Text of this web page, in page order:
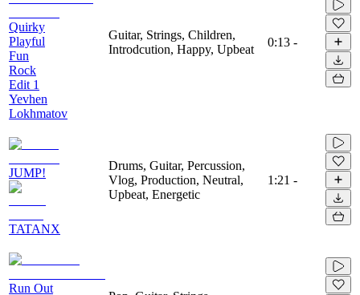
Quirky
Playful
Fun
Rock
Edit 1
Yevhen
Lokhmatov
Guitar, Strings, Children,
Introdcution, Happy, Upbeat
0:13 -
JUMP!
TATANX
Drums, Guitar, Percussion,
Vlog, Production, Neutral,
Upbeat, Energetic
1:21 -
Run Out